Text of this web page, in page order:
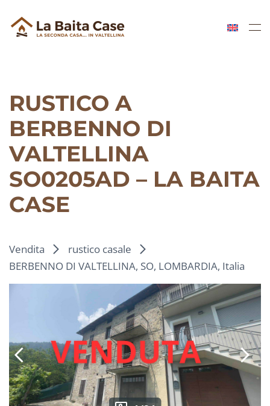
Skip to main content
RUSTICO A
BERBENNO DI
VALTELLINA
SO0205AD – LA BAITA
CASE
Vendita
rustico casale
BERBENNO DI VALTELLINA, SO, LOMBARDIA, Italia